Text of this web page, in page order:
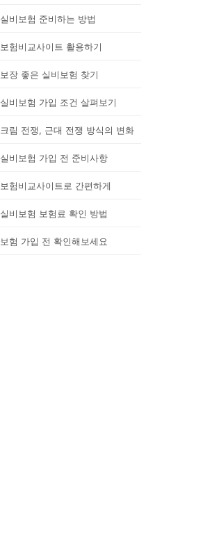
실비보험 준비하는 방법
보험비교사이트 활용하기
보장 좋은 실비보험 찾기
실비보험 가입 조건 살펴보기
크림 전쟁, 근대 전쟁 방식의 변화
실비보험 가입 전 준비사항
보험비교사이트로 간편하게
실비보험 보험료 확인 방법
보험 가입 전 확인해보세요